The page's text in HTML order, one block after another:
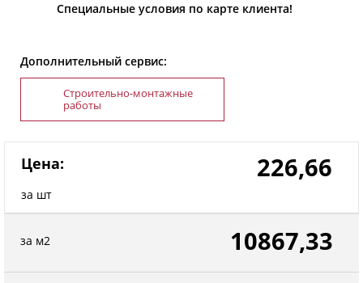
Специальные условия по карте клиента!
Дополнительный сервис:
Строительно-монтажные
работы
Цена:
за шт
226,66
за м2 10867,33